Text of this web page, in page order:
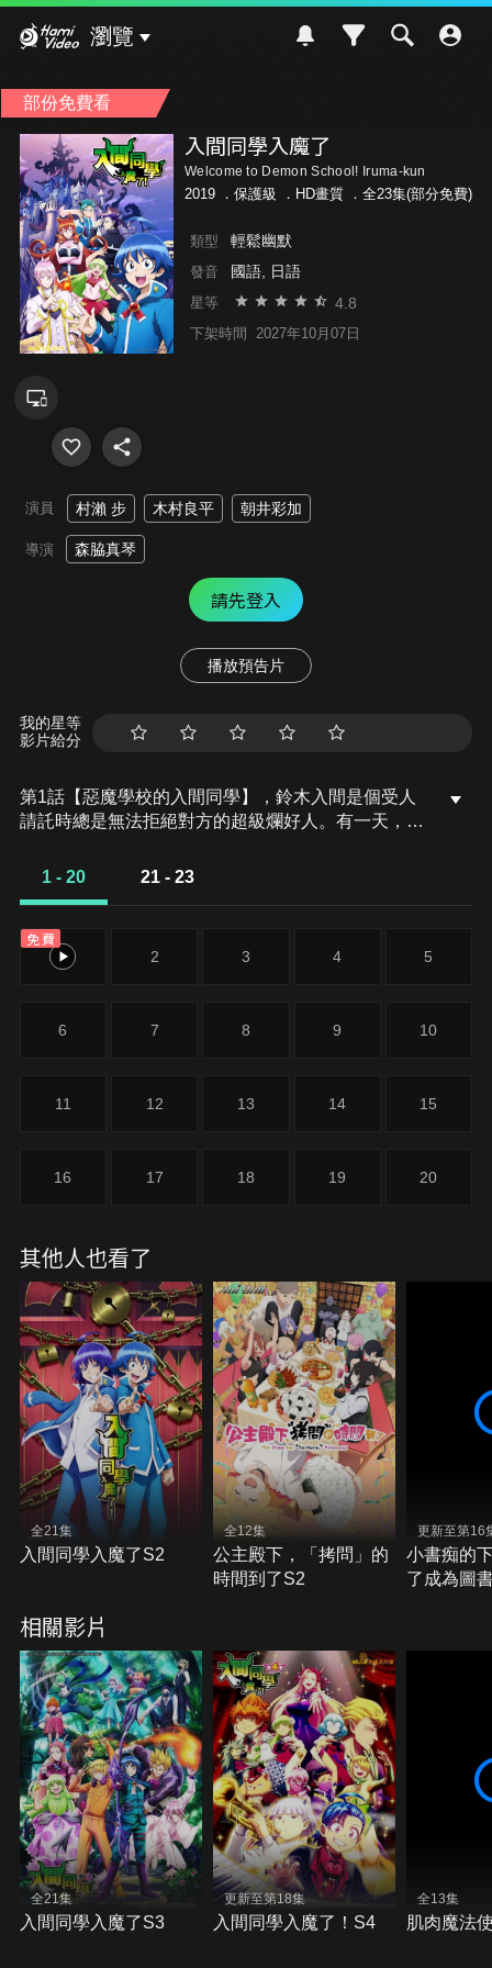
瀏覽
部份免費看
入間同學入魔了
Welcome to Demon School! Iruma-kun
2019 ． 保護級 ．HD畫質 ．全23集(部分免費)
類型 輕鬆幽默
發音 國語, 日語
星等 4.8
下架時間 2027年10月07日
演員 村瀨 步 木村良平 朝井彩加
導演 森脇真琴
請先登入
播放預告片
我的星等
影片給分
第1話【惡魔學校的入間同學】，鈴木入間是個受人
請託時總是無法拒絕對方的超級爛好人。有一天，他
的宅邸後，薩利班向入間提出了一個令人難以置信的
由他擔任理事長的惡魔學校「巴比路斯」就讀。隱藏
著自己是人類的真面目，入間充滿緊張心跳的魔界校
1 - 20 21 - 23
免費
1 2 3 4 5
6 7 8 9 10
11 12 13 14 15
16 17 18 19 20
其他人也看了
全21集
入間同學入魔了S2
全12集
公主殿下，「拷問」的
時間到了S2
更新至第16
小書痴的
了成為圖
相關影片
全21集
入間同學入魔了S3
更新至第18集
入間同學入魔了！S4
全13集
肌肉魔法